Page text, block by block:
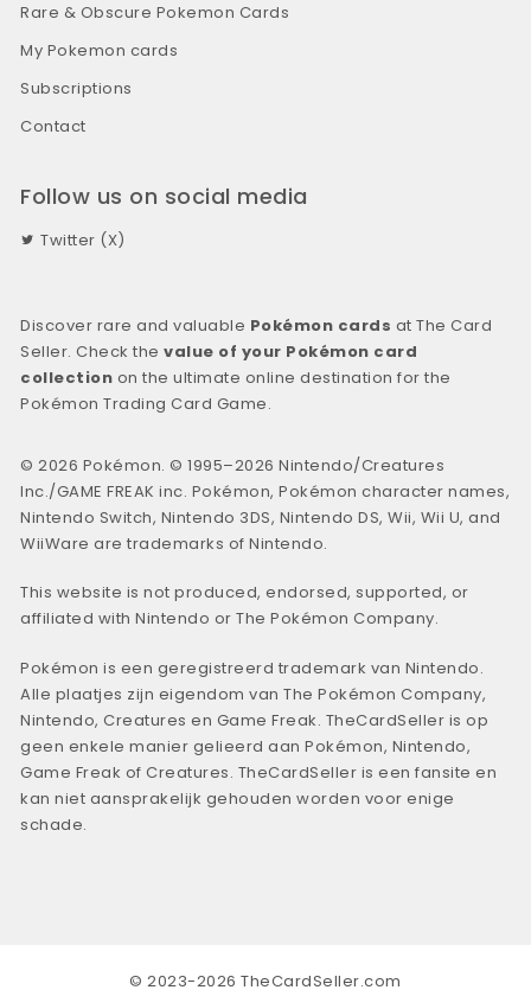
Rare & Obscure Pokemon Cards
My Pokemon cards
Subscriptions
Contact
Follow us on social media
Twitter (X)
Discover rare and valuable Pokémon cards at The Card
Seller. Check thevalue of your Pokémon card
collection on the ultimate online destination for the
Pokémon Trading Card Game.
© 2026 Pokémon. © 1995–2026 Nintendo/Creatures
Inc./GAME FREAK inc. Pokémon, Pokémon character names,
Nintendo Switch, Nintendo 3DS, Nintendo DS, Wii, Wii U, and
WiiWare are trademarks of Nintendo.
This website is not produced, endorsed, supported, or
affiliated with Nintendo or The Pokémon Company.
Pokémon is een geregistreerd trademark van Nintendo.
Alle plaatjes zijn eigendom van The Pokémon Company,
Nintendo, Creatures en Game Freak. TheCardSeller is op
geen enkele manier gelieerd aan Pokémon, Nintendo,
Game Freak of Creatures. TheCardSeller is een fansite en
kan niet aansprakelijk gehouden worden voor enige
schade.
© 2023-2026 TheCardSeller.com